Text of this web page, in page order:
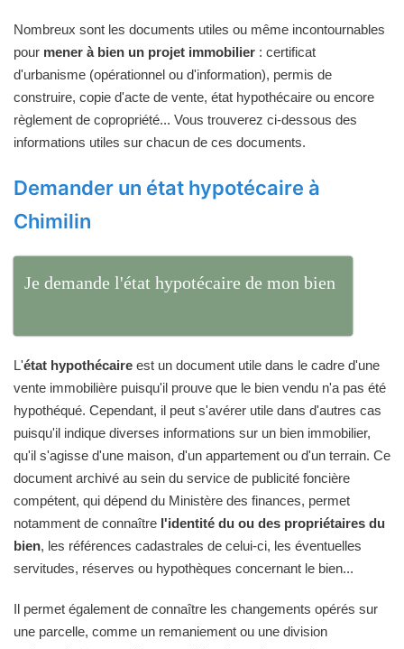
Nombreux sont les documents utiles ou même incontournables
pour mener à bien un projet immobilier : certificat
d'urbanisme (opérationnel ou d'information), permis de
construire, copie d'acte de vente, état hypothécaire ou encore
règlement de copropriété... Vous trouverez ci-dessous des
informations utiles sur chacun de ces documents.
Demander un état hypotécaire à
Chimilin
Je demande l'état hypotécaire de mon bien
L'état hypothécaire est un document utile dans le cadre d'une
vente immobilière puisqu'il prouve que le bien vendu n'a pas été
hypothéqué. Cependant, il peut s'avérer utile dans d'autres cas
puisqu'il indique diverses informations sur un bien immobilier,
qu'il s'agisse d'une maison, d'un appartement ou d'un terrain. Ce
document archivé au sein du service de publicité foncière
compétent, qui dépend du Ministère des finances, permet
notamment de connaître l'identité du ou des propriétaires du
bien, les références cadastrales de celui-ci, les éventuelles
servitudes, réserves ou hypothèques concernant le bien...
Il permet également de connaître les changements opérés sur
une parcelle, comme un remaniement ou une division